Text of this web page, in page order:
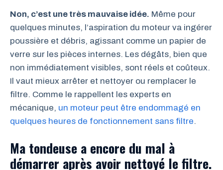
Non, c’est une très mauvaise idée. Même pour
quelques minutes, l’aspiration du moteur va ingérer
poussière et débris, agissant comme un papier de
verre sur les pièces internes. Les dégâts, bien que
non immédiatement visibles, sont réels et coûteux.
Il vaut mieux arrêter et nettoyer ou remplacer le
filtre. Comme le rappellent les experts en
mécanique, un moteur peut être endommagé en
quelques heures de fonctionnement sans filtre.
Ma tondeuse a encore du mal à
démarrer après avoir nettoyé le filtre.